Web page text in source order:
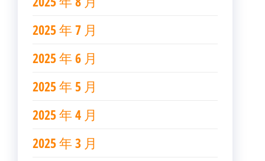
2025 年 7 月
2025 年 6 月
2025 年 5 月
2025 年 4 月
2025 年 3 月